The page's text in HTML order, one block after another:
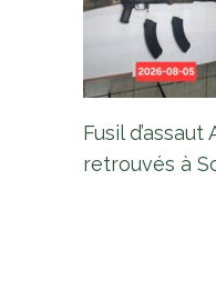
Fusil
retrouvés à